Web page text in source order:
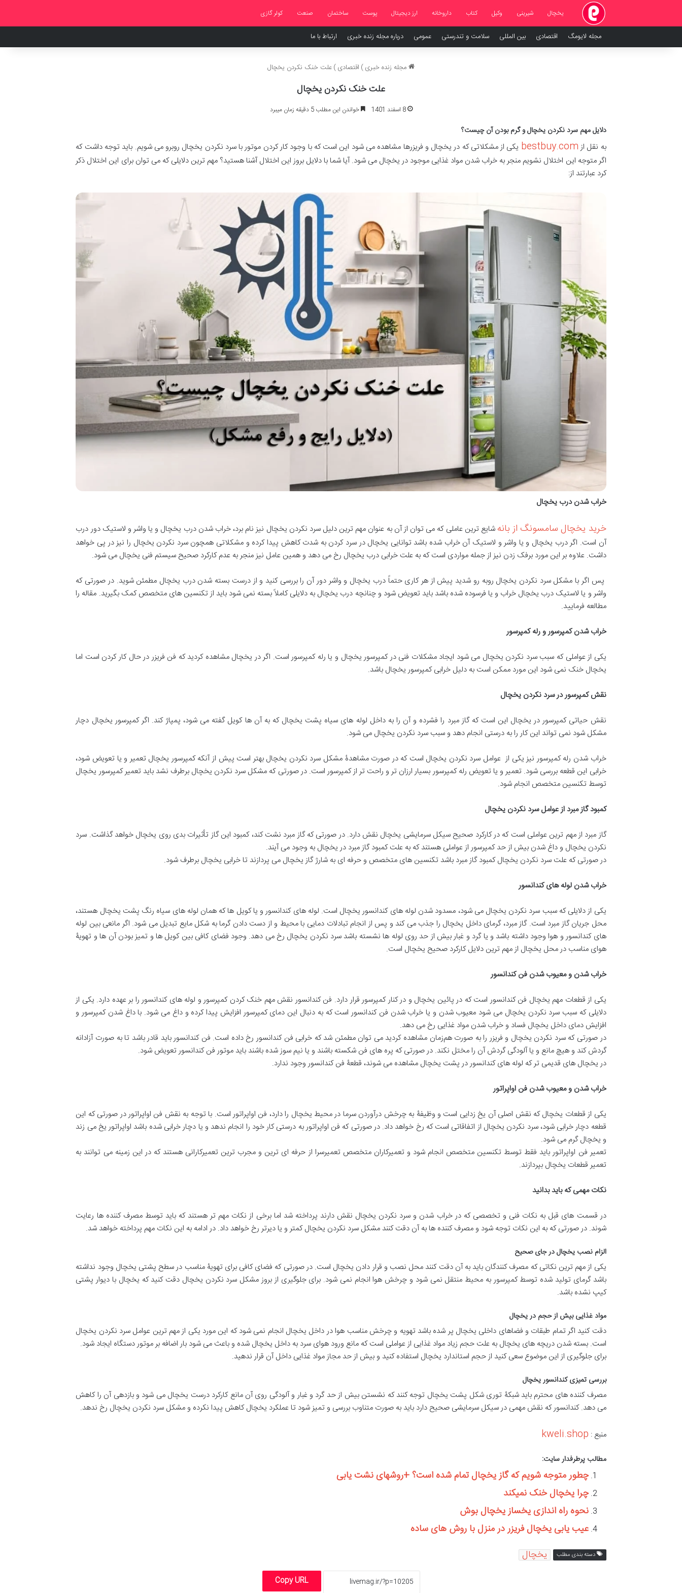
یخچال شیرینی وکیل کتاب داروخانه ارز دیجیتال پوست ساختمان صنعت کولر گازی
مجله لایومگ اقتصادی بین المللی سلامت و تندرستی عمومی درباره مجله زنده خبری ارتباط با ما
مجله زنده خبری) اقتصادی)علت خنک نکردن یخچال
علت خنک نکردن یخچال
8 اسفند 1401 خواندن این مطلب 5 دقیقه زمان میبرد
دلایل مهم سرد نکردن یخچال و گرم بودن آن چیست؟
به نقل ازbestbuy.com یکی از مشکلاتی که در یخچال و فریزرها مشاهده می شود این است که با وجود کار کردن موتور با سرد نکردن یخچال روبرو می شویم. باید توجه داشت که
اگر متوجه این اختلال نشویم منجر به خراب شدن مواد غذایی موجود در یخچال می شود. آیا شما با دلایل بروز این اختلال آشنا هستید؟ مهم ترین دلایلی که می توان برای این اختلال ذکر
کرد عبارتند از:
خراب شدن درب یخچال
خرید یخچال سامسونگ از بانهشایع ترین عاملی که می توان از آن به عنوان مهم ترین دلیل سرد نکردن یخچال نیز نام برد، خراب شدن درب یخچال و یا واشر و لاستیک دور درب
آن است. اگر درب یخچال و یا واشر و لاستیک آن خراب شده باشد توانایی یخچال در سرد کردن به شدت کاهش پیدا کرده و مشکلاتی همچون سرد نکردن یخچال را نیز در پی خواهد
داشت. علاوه بر این مورد برفک زدن نیز از جمله مواردی است که به علت خرابی درب یخچال رخ می دهد و همین عامل نیز منجر به عدم کارکرد صحیح سیستم فنی یخچال می شود.
پس اگر با مشکل سرد نکردن یخچال روبه رو شدید پیش از هر کاری حتماً درب یخچال و واشر دور آن را بررسی کنید و از درست بسته شدن درب یخچال مطمئن شوید. در صورتی که
واشر و یا لاستیک درب یخچال خراب و یا فرسوده شده باشد باید تعویض شود و چنانچه درب یخچال به دلایلی کاملاً بسته نمی شود باید از تکنسین های متخصص کمک بگیرید. مقاله را
مطالعه فرمایید.
خراب شدن کمپرسور و رله کمپرسور
یکی از عواملی که سبب سرد نکردن یخچال می شود ایجاد مشکلات فنی در کمپرسور یخچال و یا رله کمپرسور است. اگر در یخچال مشاهده کردید که فن فریزر در حال کار کردن است اما
یخچال خنک نمی شود این مورد ممکن است به دلیل خرابی کمپرسور یخچال باشد.
نقش کمپرسور در سرد نکردن یخچال
نقش حیاتی کمپرسور در یخچال این است که گاز مبرد را فشرده و آن را به داخل لوله های سیاه پشت یخچال که به آن ها کویل گفته می شود، پمپاژ کند. اگر کمپرسور یخچال دچار
مشکل شود نمی تواند این کار را به درستی انجام دهد و سبب سرد نکردن یخچال می شود.
خراب شدن رله کمپرسور نیز یکی از عوامل سرد نکردن یخچال است که در صورت مشاهدۀ مشکل سرد نکردن یخچال بهتر است پیش از آنکه کمپرسور یخچال تعمیر و یا تعویض شود،
خرابی این قطعه بررسی شود. تعمیر و یا تعویض رله کمپرسور بسیار ارزان تر و راحت تر از کمپرسور است. در صورتی که مشکل سرد نکردن یخچال برطرف نشد باید تعمیر کمپرسور یخچال
توسط تکنسین متخصص انجام شود.
کمبود گاز مبرد از عوامل سرد نکردن یخچال
گاز مبرد از مهم ترین عواملی است که در کارکرد صحیح سیکل سرمایشی یخچال نقش دارد. در صورتی که گاز مبرد نشت کند، کمبود این گاز تأثیرات بدی روی یخچال خواهد گذاشت. سرد
نکردن یخچال و داغ شدن بیش از حد کمپرسور از عواملی هستند که به علت کمبود گاز مبرد در یخچال به وجود می آیند.
در صورتی که علت سرد نکردن یخچال کمبود گاز مبرد باشد تکنسین های متخصص و حرفه ای به شارژ گاز یخچال می پردازند تا خرابی یخچال برطرف شود.
خراب شدن لوله های کندانسور
یکی از دلایلی که سبب سرد نکردن یخچال می شود، مسدود شدن لوله های کندانسور یخچال است. لوله های کندانسور و یا کویل ها که همان لوله های سیاه رنگ پشت یخچال هستند،
محل جریان گاز مبرد است. گاز مبرد، گرمای داخل یخچال را جذب می کند و پس از انجام تبادلات دمایی با محیط و از دست دادن گرما به شکل مایع تبدیل می شود. اگر مانعی بین لوله
های کندانسور و هوا وجود داشته باشد و یا گرد و غبار بیش از حد روی لوله ها نشسته باشد سرد نکردن یخچال رخ می دهد. وجود فضای کافی بین کویل ها و تمیز بودن آن ها و تهویۀ
هوای مناسب در محل یخچال از مهم ترین دلایل کارکرد صحیح یخچال است.
خراب شدن و معیوب شدن فن کندانسور
یکی از قطعات مهم یخچال فن کندانسور است که در پائین یخچال و در کنار کمپرسور قرار دارد. فن کندانسور نقش مهم خنک کردن کمپرسور و لوله های کندانسور را بر عهده دارد. یکی از
دلایلی که سبب سرد نکردن یخچال می شود معیوب شدن و یا خراب شدن فن کندانسور است که به دنبال این دمای کمپرسور افزایش پیدا کرده و داغ می شود. با داغ شدن کمپرسور و
افزایش دمای داخل یخچال فساد و خراب شدن مواد غذایی رخ می دهد.
در صورتی که سرد نکردن یخچال و فریزر را به صورت هم‌زمان مشاهده کردید می توان مطمئن شد که خرابی فن کندانسور رخ داده است. فن کندانسور باید قادر باشد تا به صورت آزادانه
گردش کند و هیچ مانع و یا آلودگی گردش آن را مختل نکند. در صورتی که پره های فن شکسته باشند و یا نیم سوز شده باشند باید موتور فن کندانسور تعویض شود.
در یخچال های قدیمی تر که لوله های کندانسور در پشت یخچال مشاهده می شوند، قطعۀ فن کندانسور وجود ندارد.
خراب شدن و معیوب شدن فن اواپراتور
یکی از قطعات یخچال که نقش اصلی آن یخ زدایی است و وظیفۀ به چرخش درآوردن سرما در محیط یخچال را دارد، فن اواپراتور است. با توجه به نقش فن اواپراتور در صورتی که این
قطعه دچار خرابی شود، سرد نکردن یخچال از اتفاقاتی است که رخ خواهد داد. در صورتی که فن اواپراتور به درستی کار خود را انجام ندهد و یا دچار خرابی شده باشد اواپراتور یخ می زند
و یخچال گرم می شود.
تعمیر فن اواپراتور باید فقط توسط تکنسین متخصص انجام شود و تعمیرکاران متخصص تعمیرسرا از حرفه ای ترین و مجرب ترین تعمیرکارانی هستند که در این زمینه می توانند به
تعمیر قطعات یخچال بپردازند.
نکات مهمی که باید بدانید
در قسمت های قبل به نکات فنی و تخصصی که در خراب شدن و سرد نکردن یخچال نقش دارند پرداخته شد اما برخی از نکات مهم تر هستند که باید توسط مصرف کننده ها رعایت
شوند. در صورتی که به این نکات توجه شود و مصرف کننده ها به آن دقت کنند مشکل سرد نکردن یخچال کمتر و یا دیرتر رخ خواهد داد. در ادامه به این نکات مهم پرداخته خواهد شد.
الزام نصب یخچال در جای صحیح
یکی از مهم ترین نکاتی که مصرف کنندگان باید به آن دقت کنند محل نصب و قرار دادن یخچال است. در صورتی که فضای کافی برای تهویۀ مناسب در سطح پشتی یخچال وجود نداشته
باشد گرمای تولید شده توسط کمپرسور به محیط منتقل نمی شود و چرخش هوا انجام نمی شود. برای جلوگیری از بروز مشکل سرد نکردن یخچال دقت کنید که یخچال با دیوار پشتی
کیپ نشده باشد.
مواد غذایی بیش از حجم در یخچال
دقت کنید اگر تمام طبقات و فضاهای داخلی یخچال پر شده باشد تهویه و چرخش مناسب هوا در داخل یخچال انجام نمی شود که این مورد یکی از مهم ترین عوامل سرد نکردن یخچال
است. بسته شدن دریچه های یخچال به علت حجم زیاد مواد غذایی از عواملی است که مانع ورود هوای سرد به داخل یخچال شده و باعث می شود بار اضافه بر موتور دستگاه ایجاد شود.
برای جلوگیری از این موضوع سعی کنید از حجم استاندارد یخچال استفاده کنید و بیش از حد مجاز مواد غذایی داخل آن قرار ندهید.
بررسی تمیزی کندانسور یخچال
مصرف کننده های محترم باید شبکۀ توری شکل پشت یخچال توجه کنند که نشستن بیش از حد گرد و غبار و آلودگی روی آن مانع کارکرد درست یخچال می شود و بازدهی آن را کاهش
می دهد. کندانسور که نقش مهمی در سیکل سرمایشی صحیح دارد باید به صورت متناوب بررسی و تمیز شود تا عملکرد یخچال کاهش پیدا نکرده و مشکل سرد نکردن یخچال رخ ندهد.
منبع : kweli.shop
مطالب پرطرفدار سایت:
چطور متوجه شویم که گاز یخچال تمام شده است؟ +روشهای نشت یابی
چرا یخچال خنک نمیکند
نحوه راه اندازی یخساز یخچال بوش
عیب یابی یخچال فریزر در منزل با روش های ساده
دسته بندی مطلب یخچال
Copy URL